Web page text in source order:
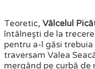
Teoretic, Vâlcelul
întâlneşti de la
pentru a-l găsi
traversam Valea
mergând pe curbă de